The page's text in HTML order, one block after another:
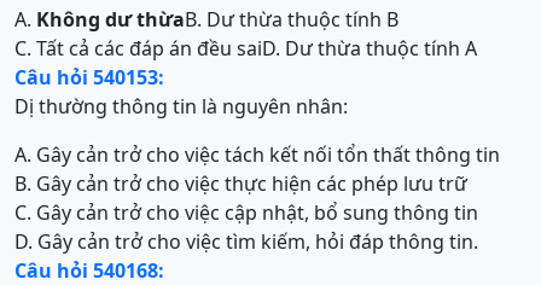
A. Không dư thừaB. Dư thừa thuộc tính B
C. Tất cả các đáp án đều saiD. Dư thừa thuộc tính A
Câu hỏi 540153:
Dị thường thông tin là nguyên nhân:
A. Gây cản trở cho việc tách kết nối tổn thất thông tin
B. Gây cản trở cho việc thực hiện các phép lưu trữ
C. Gây cản trở cho việc cập nhật, bổ sung thông tin
D. Gây cản trở cho việc tìm kiếm, hỏi đáp thông tin.
Câu hỏi 540168: